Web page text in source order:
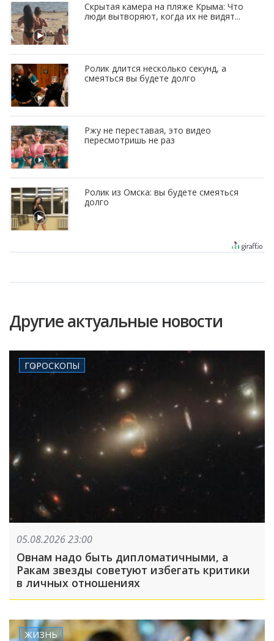
Скрытая камера на пляже Крыма: Что
люди вытворяют, когда их не видят...
Ролик длится несколько секунд, а
смеяться вы будете долго
Ржу не переставая, это видео
пересмотришь не раз
Ролик из Омска: вы будете смеяться
долго
Другие актуальные новости
ГОРОСКОПЫ
05.08.2026 23:00
Овнам надо быть дипломатичными, а
Ракам звезды советуют избегать критики
в личных отношениях
ЖИЗНЬ